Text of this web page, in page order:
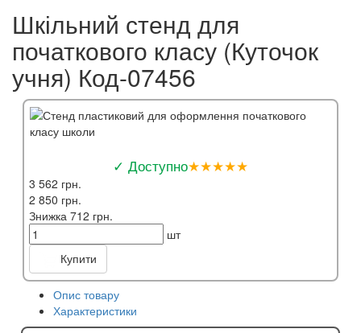
Шкільний стенд для
початкового класу (Куточок
учня) Код-07456
✓ Доступно★★★★★
3 562 грн.
2 850 грн.
Знижка 712 грн.
шт
Купити
Опис товару
Характеристики